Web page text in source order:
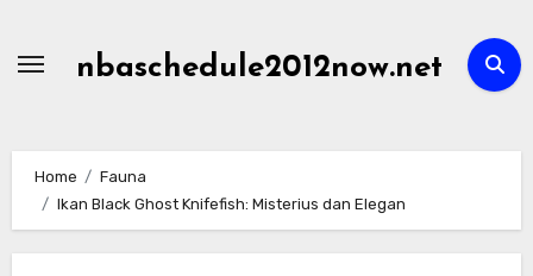
nbaschedule2012now.net
Home
Fauna
Ikan Black Ghost Knifefish: Misterius dan Elegan